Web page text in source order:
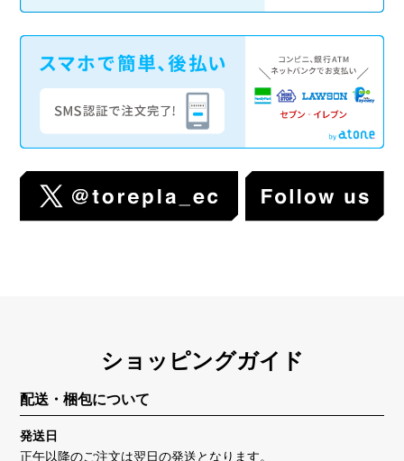
ショッピングガイド
配送・梱包について
発送日
正午以降のご注文は翌日の発送となります。